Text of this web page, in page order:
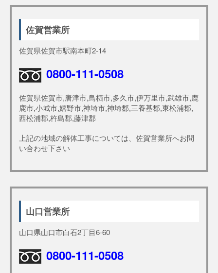
佐賀営業所
佐賀県佐賀市駅南本町2-14
0800-111-0508
佐賀県佐賀市,唐津市,鳥栖市,多久市,伊万里市,武雄市,鹿
鹿市,小城市,嬉野市,神埼市,神埼郡,三養基郡,東松浦郡,
西松浦郡,杵島郡,藤津郡
上記の地域の解体工事については、佐賀営業所へお問
い合わせ下さい
山口営業所
山口県山口市白石2丁目6-60
0800-111-0508